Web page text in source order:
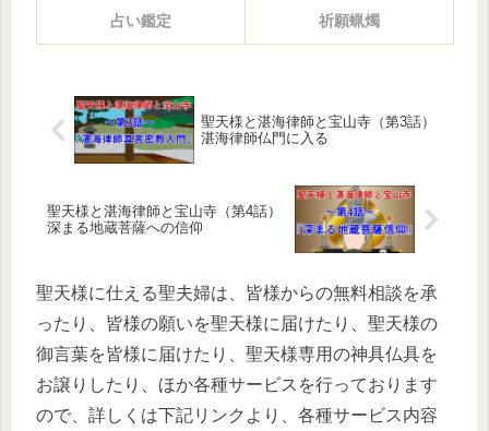
占い鑑定 祈願蝋燭
聖天様と湛海律師と宝山寺（第3話）
湛海律師仏門に入る
聖天様と湛海律師と宝山寺（第4話）
深まる地蔵菩薩への信仰
聖天様に仕える聖夫婦は、皆様からの無料相談を承
ったり、皆様の願いを聖天様に届けたり、聖天様の
御言葉を皆様に届けたり、聖天様専用の神具仏具を
お譲りしたり、ほか各種サービスを行っております
ので、詳しくは下記リンクより、各種サービス内容